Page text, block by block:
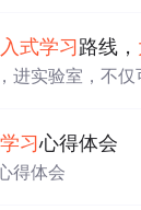
，到了找工作
大的，有的同学
入职企业后，才
学 习 ，不仅有深度
的碰到，不断的
式学习路线，
进实验室，不仅
，到了找工作的
大的，有的同
学习心得体会
得体会